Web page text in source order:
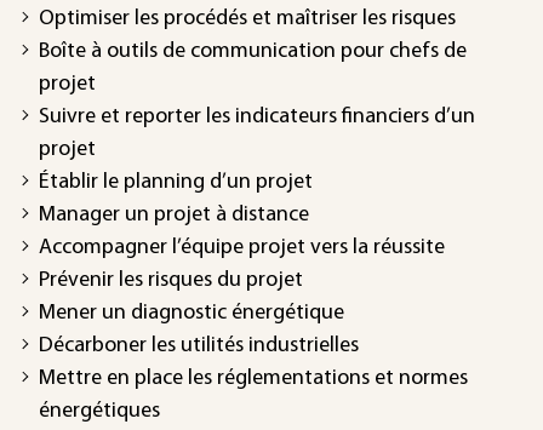
Optimiser les procédés et maîtriser les risques
Boîte à outils de communication pour chefs de
projet
Suivre et reporter les indicateurs financiers d’un
projet
Établir le planning d’un projet
Manager un projet à distance
Accompagner l’équipe projet vers la réussite
Prévenir les risques du projet
Mener un diagnostic énergétique
Décarboner les utilités industrielles
Mettre en place les réglementations et normes
énergétiques